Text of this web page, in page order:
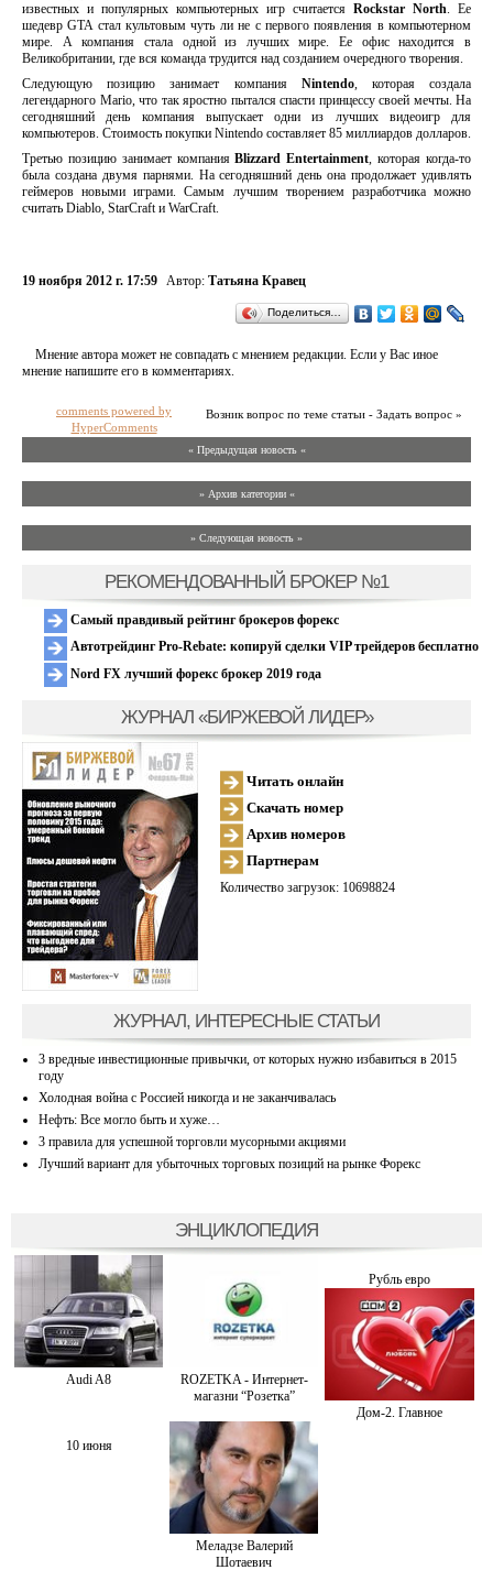
известных и популярных компьютерных игр считается Rockstar North. Ее
шедевр GTA стал культовым чуть ли не с первого появления в компьютерном
мире. А компания стала одной из лучших мире. Ее офис находится в
Великобритании, где вся команда трудится над созданием очередного творения.
Следующую позицию занимает компания Nintendo, которая создала
легендарного Mario, что так яростно пытался спасти принцессу своей мечты. На
сегодняшний день компания выпускает одни из лучших видеоигр для
компьютеров. Стоимость покупки Nintendo составляет 85 миллиардов долларов.
Третью позицию занимает компанияBlizzard Entertainment, которая когда-то
была создана двумя парнями. На сегодняшний день она продолжает удивлять
геймеров новыми играми. Самым лучшим творением разработчика можно
считать Diablo, StarCraft и WarCraft.
19 ноября 2012 г. 17:59 Автор: Татьяна Кравец
Поделиться…
Мнение автора может не совпадать с мнением редакции. Если у Вас иное
мнение напишите его в комментариях.
Возник вопрос по теме статьи - Задать вопрос »
comments powered by
HyperComments
« Предыдущая новость «
» Архив категории «
» Следующая новость »
РЕКОМЕНДОВАННЫЙ БРОКЕР №1
Самый правдивый рейтинг брокеров форекс
Автотрейдинг Pro-Rebate: копируй сделки VIP трейдеров бесплатно
Nord FX лучший форекс брокер 2019 года
ЖУРНАЛ «БИРЖЕВОЙ ЛИДЕР»
Читать онлайн
Скачать номер
Архив номеров
Партнерам
Количество загрузок: 10698824
ЖУРНАЛ, ИНТЕРЕСНЫЕ СТАТЬИ
3 вредные инвестиционные привычки, от которых нужно избавиться в 2015
году
Холодная война с Россией никогда и не заканчивалась
Нефть: Все могло быть и хуже…
3 правила для успешной торговли мусорными акциями
Лучший вариант для убыточных торговых позиций на рынке Форекс
ЭНЦИКЛОПЕДИЯ
Audi A8
ROZETKA - Интернет-
магазни “Розетка”
Рубль евро
Дом-2. Главное
10 июня
Меладзе Валерий
Шотаевич